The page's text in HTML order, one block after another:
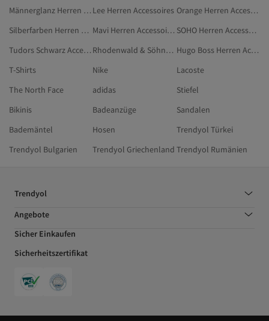
Männerglanz Herren Halsketten Lee Herren Accessoires
Orange Herren Accessoires
Silberfarben Herren Halsketten
Mavi Herren Accessoires
SOHO Herren Accessoires
Tudors Schwarz Accessoires
Rhodenwald & Söhne Herren Accessoires
Hugo Boss Herren Accessoires
T-Shirts
Nike
Lacoste
The North Face
adidas
Stiefel
Bikinis
Badeanzüge
Sandalen
Bademäntel
Hosen
Trendyol Türkei
Trendyol Bulgarien
Trendyol Griechenland Trendyol Rumänien
Trendyol
Angebote
Sicher Einkaufen
Sicherheitszertifikat